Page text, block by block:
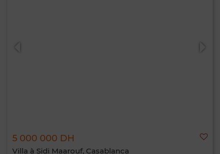
5 000 000 DH
Villa à Sidi Maarouf, Casablanca